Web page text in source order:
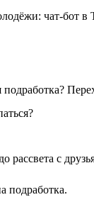
чат-бот
подработка?
рассвета с
подработка.